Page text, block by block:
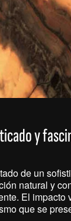
y
de un
natural y
El
que se